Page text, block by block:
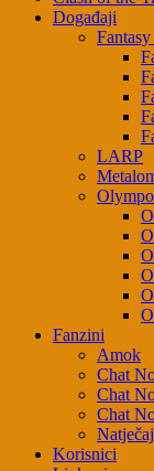
Događaji
LARP
Fanzini
Amok
Chat
Chat
Chat
Korisnici